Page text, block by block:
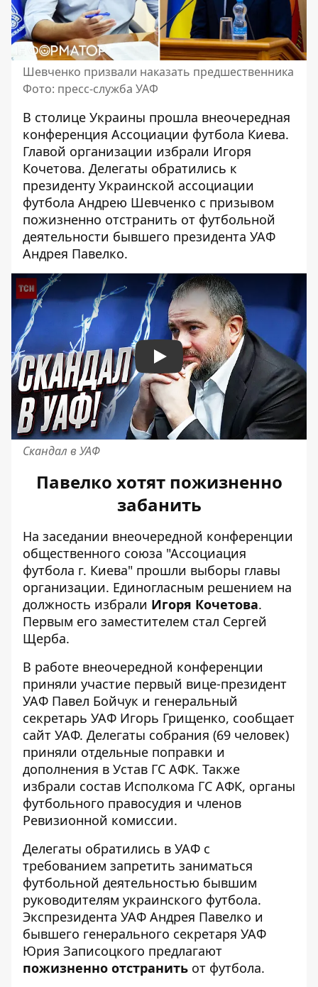
Шевченко призвали наказать предшественника
Фото: пресс-служба УАФ
В столице Украины прошла внеочередная
конференция Ассоциации футбола Киева.
Главой организации избрали Игоря
Кочетова. Делегаты обратились к
президенту Украинской ассоциации
футбола Андрею Шевченко с призывом
пожизненно отстранить от футбольной
деятельности бывшего президента УАФ
Андрея Павелко.
Play
Скандал в УАФ
Павелко хотят пожизненно
забанить
На заседании внеочередной конференции
общественного союза "Ассоциация
футбола г. Киева" прошли выборы главы
организации. Единогласным решением на
должность избрали Игоря Кочетова.
Первым его заместителем стал Сергей
Щерба.
В работе внеочередной конференции
приняли участие первый вице-президент
УАФ Павел Бойчук и генеральный
секретарь УАФ Игорь Грищенко, сообщает
сайт УАФ. Делегаты собрания (69 человек)
приняли отдельные поправки и
дополнения в Устав ГС АФК. Также
избрали состав Исполкома ГС АФК, органы
футбольного правосудия и членов
Ревизионной комиссии.
Делегаты обратились в УАФ с
требованием запретить заниматься
футбольной деятельностью бывшим
руководителям украинского футбола.
Экспрезидента УАФ Андрея Павелко и
бывшего генерального секретаря УАФ
Юрия Записоцкого предлагают
пожизненно отстранить от футбола.